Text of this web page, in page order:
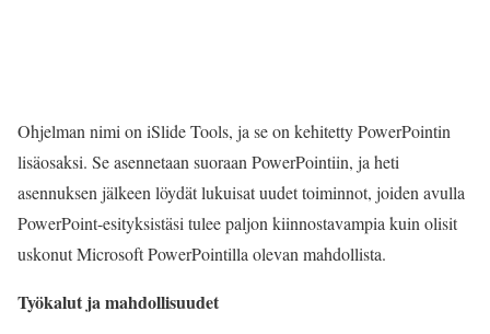
Ohjelman nimi on iSlide Tools, ja se on kehitetty PowerPointin
lisäosaksi. Se asennetaan suoraan PowerPointiin, ja heti
asennuksen jälkeen löydät lukuisat uudet toiminnot, joiden avulla
PowerPoint-esityksistäsi tulee paljon kiinnostavampia kuin olisit
uskonut Microsoft PowerPointilla olevan mahdollista.
Työkalut ja mahdollisuudet